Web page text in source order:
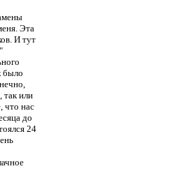
Эта
И тут
было
так или
что нас
до
24